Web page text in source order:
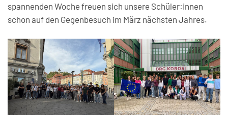
spannenden Woche freuen sich unsere Schüler:innen
schon auf den Gegenbesuch im März nächsten Jahres.